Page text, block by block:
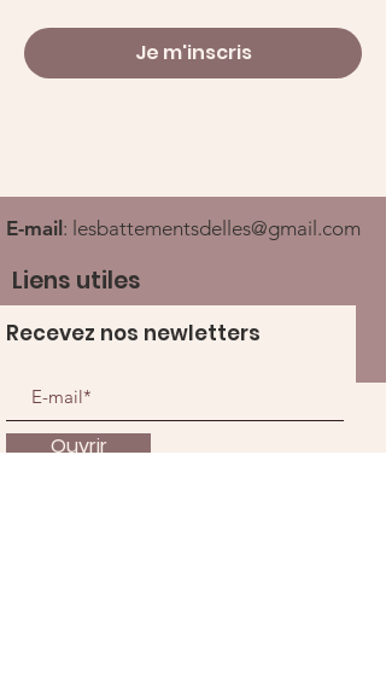
Je m'inscris
E-mail : lesbattementsdelles@gmail.com
Liens utiles
Recevez nos newletters
Ouvrir